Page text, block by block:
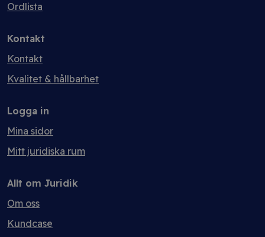
Ordlista
Kontakt
Kontakt
Kvalitet & hållbarhet
Logga in
Mina sidor
Mitt juridiska rum
Allt om Juridik
Om oss
Kundcase